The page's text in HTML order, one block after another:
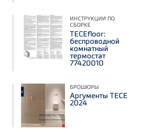
ИНСТРУКЦИИ ПО
СБОРКЕ
TECEfloor:
беспроводной
комнатный
термостат
77420010
БРОШЮРЫ
Аргументы ТЕСЕ
2024